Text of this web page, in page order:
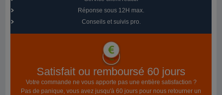
Réponse sous 12H max.
Conseils et suivis pro.
Satisfait ou remboursé 60 jours
Votre commande ne vous apporte pas une entière satisfaction ?
Pas de panique, vous avez jusqu'à 60 jours pour nous retourner un